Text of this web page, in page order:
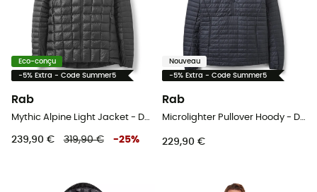
Eco-conçu
-5% Extra - Code Summer5
Rab
Mythic Alpine Light Jacket - Doudoune homme
239,90 € 319,90 € -25%
Nouveau
-5% Extra - Code Summer5
Rab
Microlighter Pullover Hoody - Doudoune homme
229,90 €